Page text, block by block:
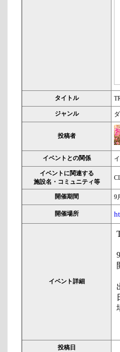
タイトル
ジャンル
投稿者
イベントとの関係
イベントに関連する
施設名・コミュニティ等
開催期間 9
開催場所
イベント詳細
投稿日